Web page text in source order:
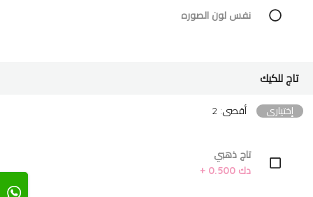
نفس لون الصوره
تاج للكيك
إختياري أقصى: 2
تاج ذهبي
دك 0.500 +